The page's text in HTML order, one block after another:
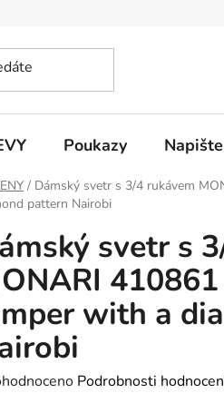
Poukazy
/ Dámský svetr s 3/4 rukávem
pattern Nairobi
svetr s
with a
Podrobnosti